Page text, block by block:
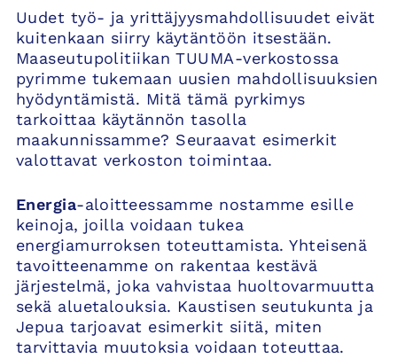
Uudet työ- ja yrittäjyysmahdollisuudet eivät
kuitenkaan siirry käytäntöön itsestään.
Maaseutupolitiikan TUUMA-verkostossa
pyrimme tukemaan uusien mahdollisuuksien
hyödyntämistä. Mitä tämä pyrkimys
tarkoittaa käytännön tasolla
maakunnissamme? Seuraavat esimerkit
valottavat verkoston toimintaa.
Energia-aloitteessamme nostamme esille
keinoja, joilla voidaan tukea
energiamurroksen toteuttamista. Yhteisenä
tavoitteenamme on rakentaa kestävä
järjestelmä, joka vahvistaa huoltovarmuutta
sekä aluetalouksia. Kaustisen seutukunta ja
Jepua tarjoavat esimerkit siitä, miten
tarvittavia muutoksia voidaan toteuttaa.